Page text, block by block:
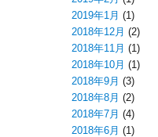
2019年1月 (1)
2018年12月 (2)
2018年11月 (1)
2018年10月 (1)
2018年9月 (3)
2018年8月 (2)
2018年7月 (4)
2018年6月 (1)